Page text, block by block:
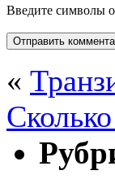
Введите символы
«